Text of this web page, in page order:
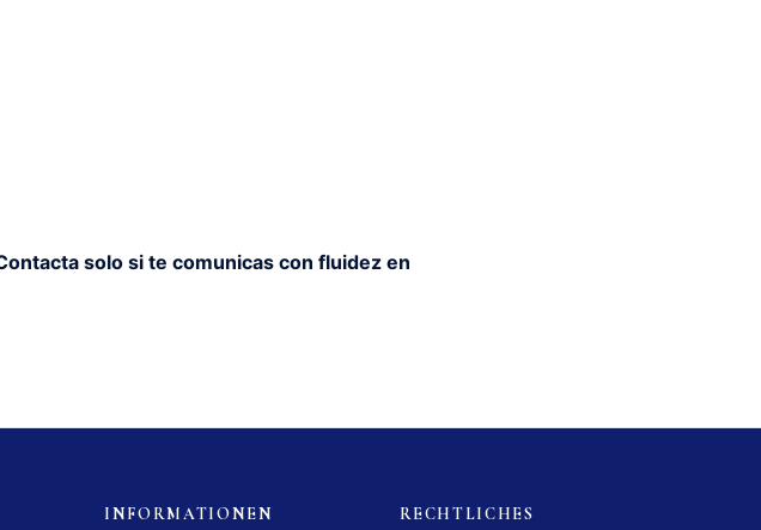
solo si te comunicas con fluidez en
INFORMATIONEN RECHTLICHES